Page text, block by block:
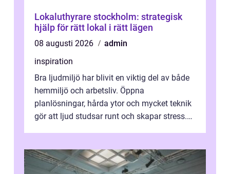
Lokaluthyrare stockholm: strategisk
hjälp för rätt lokal i rätt lägen
08 augusti 2026
admin
inspiration
Bra ljudmiljö har blivit en viktig del av både
hemmiljö och arbetsliv. Öppna
planlösningar, hårda ytor och mycket teknik
gör att ljud studsar runt och skapar stress.